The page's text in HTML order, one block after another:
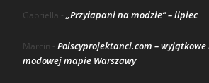
Gabriella - „Przyłapani na modzie” – lipiec
Marcin - Polscyprojektanci.com –
modowej mapie Warszawy